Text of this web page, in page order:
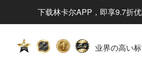
下载林卡尔APP，即享9.7折
业界の高い